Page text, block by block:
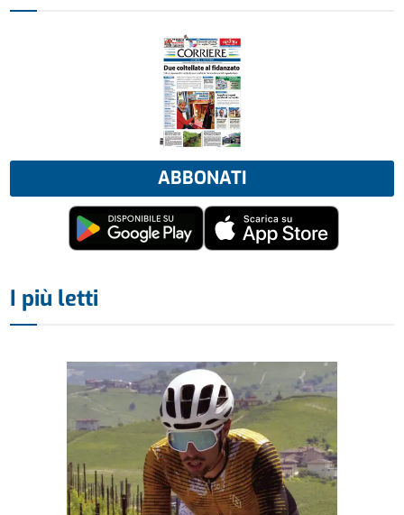
ABBONATI
I più letti